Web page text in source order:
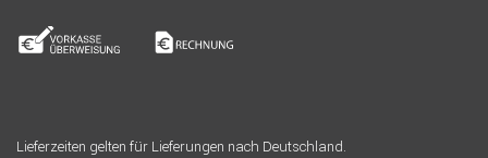
Lieferzeiten gelten für Lieferungen nach Deutschland.